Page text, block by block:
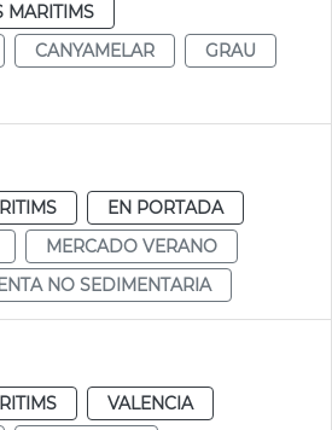
MARITIMS
CANYAMELAR
GRAU
EN PORTADA
MERCADO VERANO
NO SEDIMENTARIA
VALENCIA